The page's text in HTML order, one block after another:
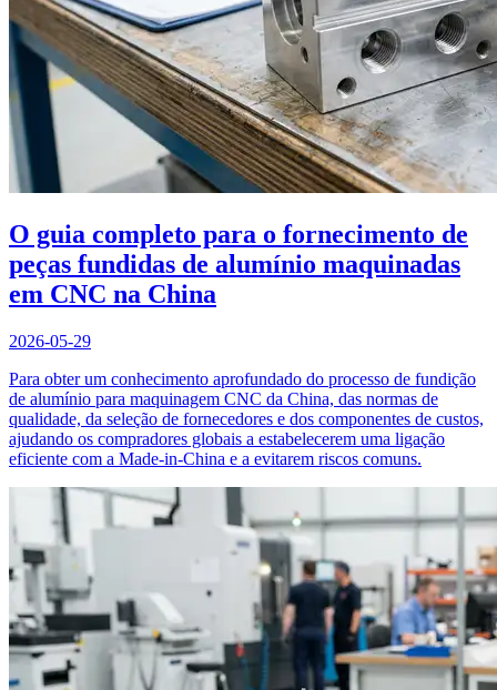
O guia completo para o fornecimento de
peças fundidas de alumínio maquinadas
em CNC na China
2026-05-29
Para obter um conhecimento aprofundado do processo de fundição
de alumínio para maquinagem CNC da China, das normas de
qualidade, da seleção de fornecedores e dos componentes de custos,
ajudando os compradores globais a estabelecerem uma ligação
eficiente com a Made-in-China e a evitarem riscos comuns.